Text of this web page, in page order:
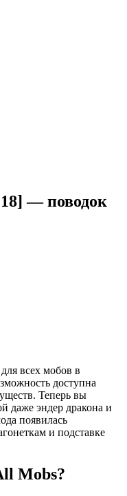
— поводок
всех мобов в
доступна
Теперь вы
даже эндер дракона и
появилась
и подставке
Mobs?